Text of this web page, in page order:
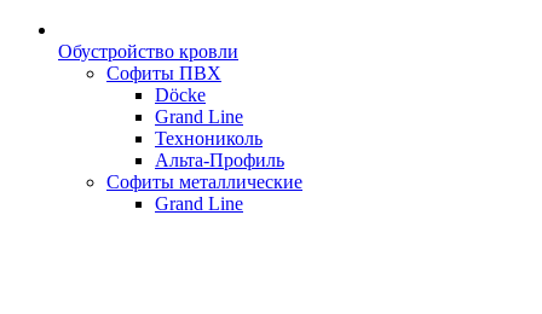
Обустройство кровли
Софиты ПВХ
Döcke
Grand Line
Технониколь
Альта-Профиль
Софиты металлические
Grand Line